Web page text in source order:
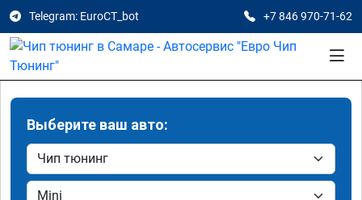
Telegram: EuroCT_bot +7 846 970-71-62
Выберите ваш авто: